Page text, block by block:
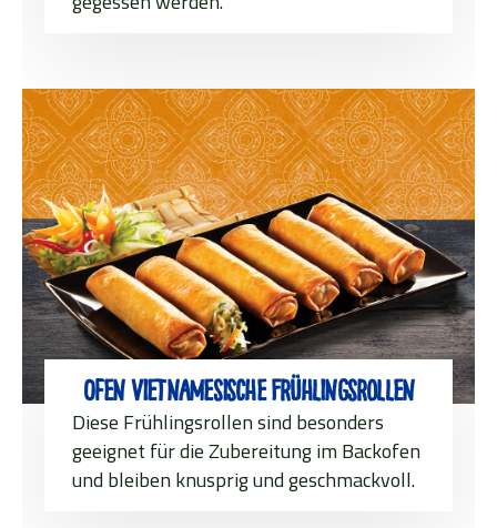
Ofen Vietnamesische Frühlingsrollen
Diese Frühlingsrollen sind besonders
geeignet für die Zubereitung im Backofen
und bleiben knusprig und geschmackvoll.